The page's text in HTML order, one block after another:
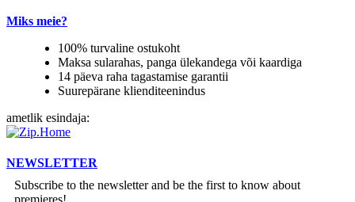
Miks meie?
100% turvaline ostukoht
Maksa sularahas, panga ülekandega või kaardiga
14 päeva raha tagastamise garantii
Suurepärane klienditeenindus
ametlik esindaja:
NEWSLETTER
Subscribe to the newsletter and be the first to know about
premieres!